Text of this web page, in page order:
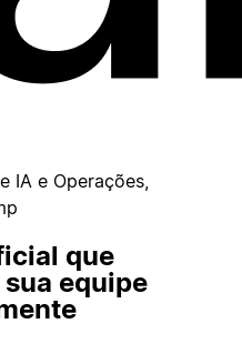
IA e Operações,
que
equipe